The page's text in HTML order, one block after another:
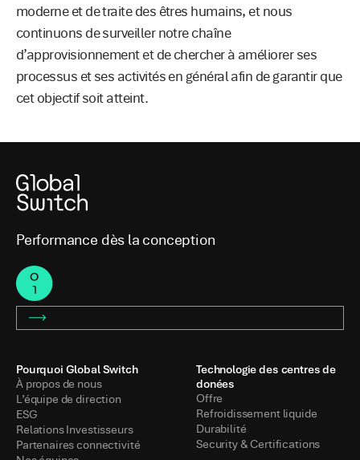
moderne et de traite des êtres humains, et nous
continuons de surveiller notre chaîne
d’approvisionnement et de chercher à améliorer ses
processus et ses activités en général afin de garantir que
cet objectif soit atteint.
Performance dès la conception
Pourquoi Global Switch
À propos de nous
L’équipe de direction
ESG
Relations Investisseurs
Partenaires connectivité
Technologie des centres de
donées
Offre
Refroidissement liquide
Durabilité
Security & Certifications